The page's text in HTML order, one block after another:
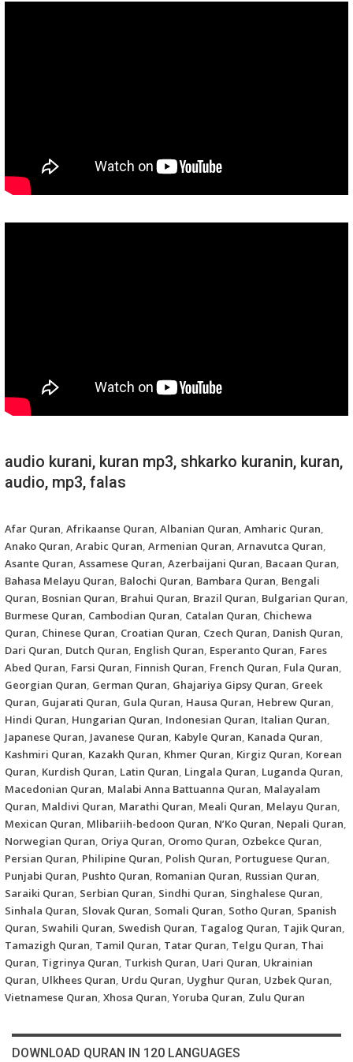
audio kurani, kuran mp3, shkarko kuranin, kuran,
audio, mp3, falas
Afar Quran, Afrikaanse Quran, Albanian Quran, Amharic Quran,
Anako Quran, Arabic Quran, Armenian Quran, Arnavutca Quran,
Asante Quran, Assamese Quran, Azerbaijani Quran, Bacaan Quran,
Bahasa Melayu Quran, Balochi Quran, Bambara Quran, Bengali
Quran, Bosnian Quran, Brahui Quran, Brazil Quran, Bulgarian Quran,
Burmese Quran, Cambodian Quran, Catalan Quran, Chichewa
Quran, Chinese Quran, Croatian Quran, Czech Quran, Danish Quran,
Dari Quran, Dutch Quran, English Quran, Esperanto Quran, Fares
Abed Quran, Farsi Quran, Finnish Quran, French Quran, Fula Quran,
Georgian Quran, German Quran, Ghajariya Gipsy Quran, Greek
Quran, Gujarati Quran, Gula Quran, Hausa Quran, Hebrew Quran,
Hindi Quran, Hungarian Quran, Indonesian Quran, Italian Quran,
Japanese Quran, Javanese Quran, Kabyle Quran, Kanada Quran,
Kashmiri Quran, Kazakh Quran, Khmer Quran, Kirgiz Quran, Korean
Quran, Kurdish Quran, Latin Quran, Lingala Quran, Luganda Quran,
Macedonian Quran, Malabi Anna Battuanna Quran, Malayalam
Quran, Maldivi Quran, Marathi Quran, Meali Quran, Melayu Quran,
Mexican Quran, Mlibariih-bedoon Quran, N’Ko Quran, Nepali Quran,
Norwegian Quran, Oriya Quran, Oromo Quran, Ozbekce Quran,
Persian Quran, Philipine Quran, Polish Quran, Portuguese Quran,
Punjabi Quran, Pushto Quran, Romanian Quran, Russian Quran,
Saraiki Quran, Serbian Quran, Sindhi Quran, Singhalese Quran,
Sinhala Quran, Slovak Quran, Somali Quran, Sotho Quran, Spanish
Quran, Swahili Quran, Swedish Quran, Tagalog Quran, Tajik Quran,
Tamazigh Quran, Tamil Quran, Tatar Quran, Telgu Quran, Thai
Quran, Tigrinya Quran, Turkish Quran, Uari Quran, Ukrainian
Quran, Ulkhees Quran, Urdu Quran, Uyghur Quran, Uzbek Quran,
Vietnamese Quran, Xhosa Quran, Yoruba Quran, Zulu Quran
DOWNLOAD QURAN IN 120 LANGUAGES